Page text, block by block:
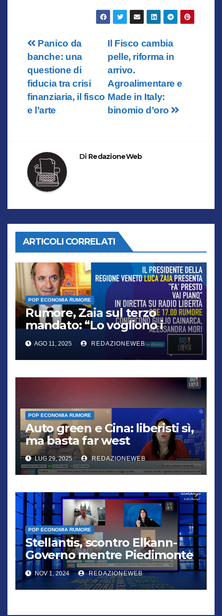
Navigazione
articoli
Il Fisco cambia
pelle, riforma in
arrivo.
Agroalimentare e
Made in Italy:
binomio d’oro
Panico da
banche: una
questione di
fiducia tra crisi
finanziaria, il fisco
e l’arte
Di RedazioneWeb
ARTICOLI CORRELATI
POP ECONOMIA RUMORE
Rumore, Zaia sul terzo
mandato: “Lo vogliono i
cittadini, chi non lo capisce
verrà punito”
AGO 11, 2025 REDAZIONEWEB
POP ECONOMIA RUMORE
Auto green e Cina: liberisti sì,
ma basta far west
LUG 29, 2025 REDAZIONEWEB
POP ECONOMIA RUMORE
Stellantis, scontro Elkann-
Governo mentre Piedimonte
trema
NOV 1, 2024 REDAZIONEWEB